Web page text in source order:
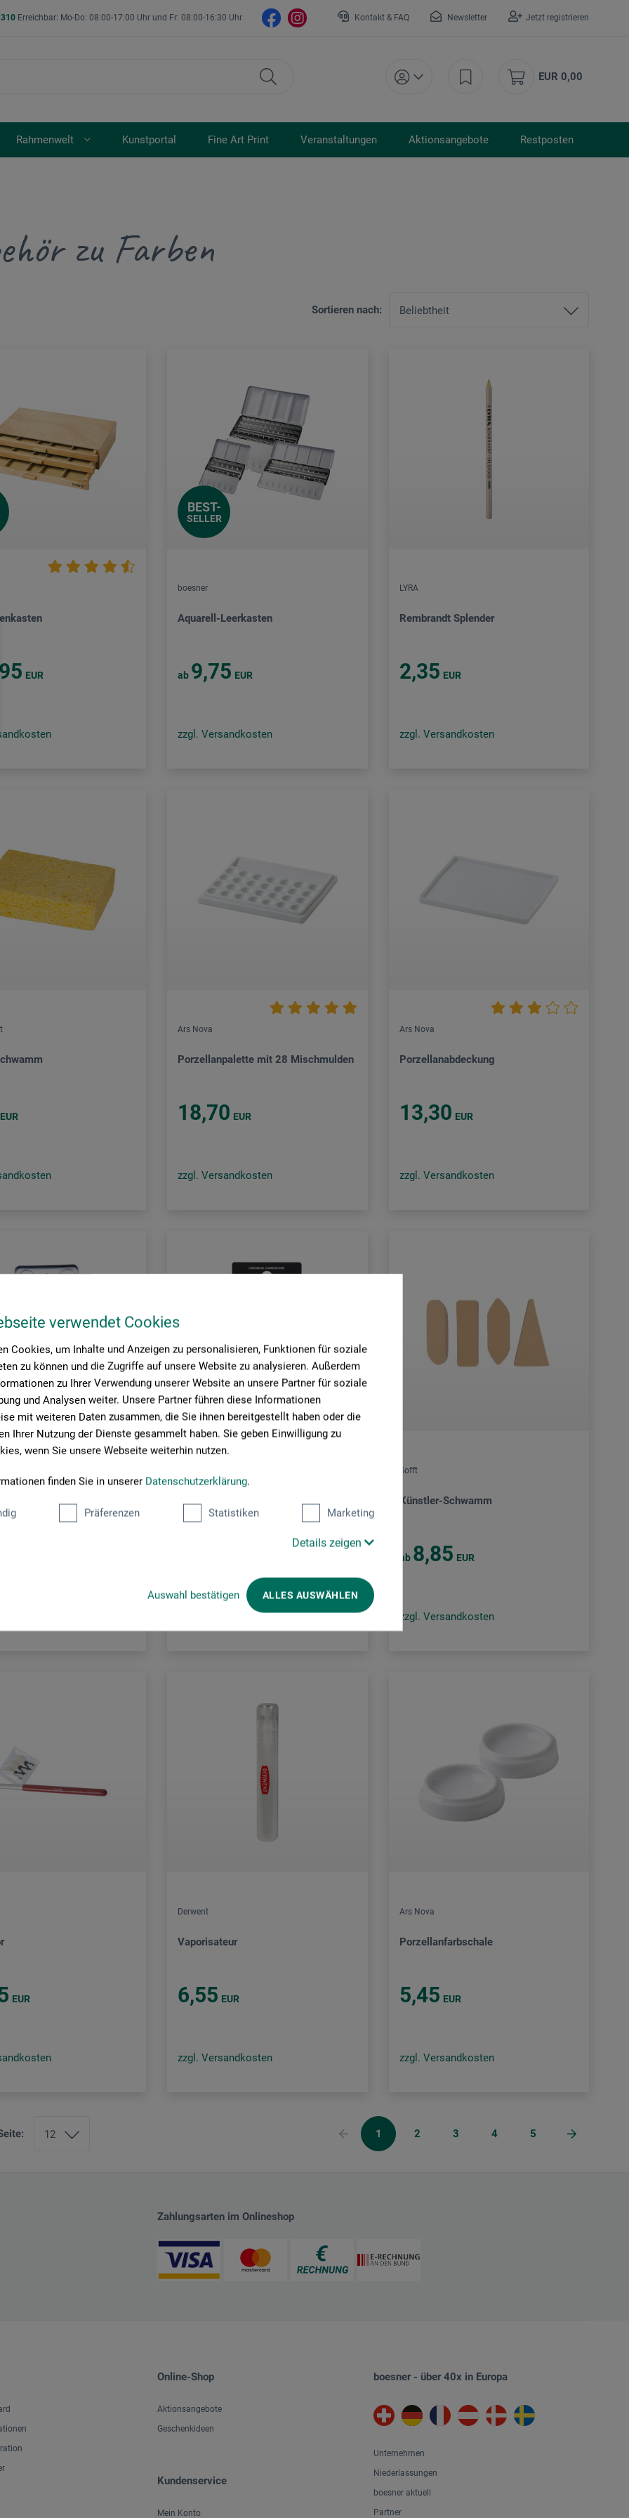
verwendet Cookies
Cookies, um Inhalte und Anzeigen zu personalisieren, Funktionen für soziale
zu können und die Zugriffe auf unsere Website zu analysieren. Außerdem
zu Ihrer Verwendung unserer Website an unsere Partner für soziale
und Analysen weiter. Unsere Partner führen diese Informationen
mit weiteren Daten zusammen, die Sie ihnen bereitgestellt haben oder die
Ihrer Nutzung der Dienste gesammelt haben. Sie geben Einwilligung zu
wenn Sie unsere Webseite weiterhin nutzen.
finden Sie in unserer Datenschutzerklärung.
Präferenzen Statistiken Marketing
Details zeigen
Auswahl bestätigen ALLES AUSWÄHLEN
Erreichbar: Mo-Do: 08:00-17:00 Uhr und Fr: 08:00-16:30 Uhr Kontakt & FAQ Newsletter Jetzt registrieren
EUR 0,00
Rahmenwelt Kunstportal Fine Art Print Veranstaltungen Aktionsangebote Restposten
zu Farben
Sortieren nach:
EUR
BEST-
SELLER
boesner
Aquarell-Leerkasten
ab 9,75 EUR
zzgl. Versandkosten
LYRA
Rembrandt Splender
2,35 EUR
zzgl. Versandkosten
EUR
Ars Nova
Porzellanpalette mit 28 Mischmulden
18,70 EUR
zzgl. Versandkosten
Ars Nova
Porzellanabdeckung
13,30 EUR
zzgl. Versandkosten
Level 1–6 Cap-Set
zzgl. Versandkosten
Sofft
Künstler-Schwamm
ab 8,85 EUR
zzgl. Versandkosten
EUR
Derwent
Vaporisateur
6,55 EUR
zzgl. Versandkosten
Ars Nova
Porzellanfarbschale
5,45 EUR
zzgl. Versandkosten
1 2 3 4 5
Zahlungsarten im Onlineshop
Online-Shop
Aktionsangebote
Geschenkideen
Kundenservice
Mein Konto
boesner - über 40x in Europa
Unternehmen
Niederlassungen
boesner aktuell
Partner